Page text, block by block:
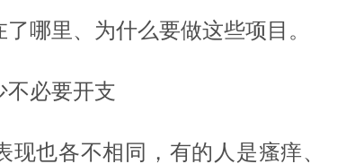
哪里、为什么要做这些项目。
不必要开支
现也各不相同，有的人是瘙痒、